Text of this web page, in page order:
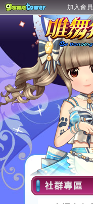
加入會員